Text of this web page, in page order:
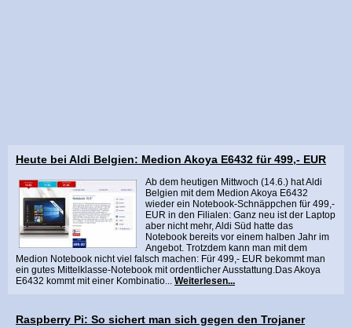
Heute bei Aldi Belgien: Medion Akoya E6432 für 499,- EUR
Ab dem heutigen Mittwoch (14.6.) hat Aldi
Belgien mit dem Medion Akoya E6432
wieder ein Notebook-Schnäppchen für 499,-
EUR in den Filialen: Ganz neu ist der Laptop
aber nicht mehr, Aldi Süd hatte das
Notebook bereits vor einem halben Jahr im
Angebot. Trotzdem kann man mit dem
Medion Notebook nicht viel falsch machen: Für 499,- EUR bekommt man
ein gutes Mittelklasse-Notebook mit ordentlicher Ausstattung.Das Akoya
E6432 kommt mit einer Kombinatio... Weiterlesen...
Raspberry Pi: So sichert man sich gegen den Trojaner